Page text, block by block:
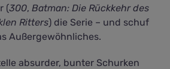
(300,Batman: Die Rückkehr des
Ritters) die Serie – und schuf
Außergewöhnliches.
absurder, bunter Schurken